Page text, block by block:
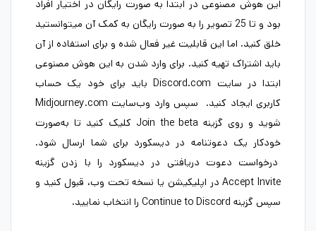
این هوش مصنوعی در ابتدا به صورت رایگان در اختیار افراد
بود و تا 25 تصویر را به صورت رایگان به کمک آن میتوانستید
خلق کنید. اما این قابلیت غیر فعال شده و برای استفاده از آن
باید اشتراک تهیه کنید. برای وارد شدن به این هوش مصنوعی
ابتدا در سایت Discord.com باید برای خود یک حساب
کاربری ایجاد کنید. سپس وارد وب‌سایت Midjourney.com
شوید و روی گزینه Join the beta کلیک کنید تا به‌صورت
خودکار یک دعوتنامه در دیسکورد برای شما ارسال ‌شود.
درخواست دعوت دریافتی در دیسکورد را با زدن گزینه
Accept Invite در اپلیکیشن یا نسخه تحت وب، قبول کنید و
سپس گزینه Continue to Discord را انتخاب نمایید.